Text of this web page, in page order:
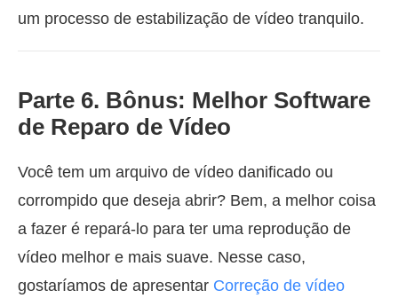
um processo de estabilização de vídeo tranquilo.
Parte 6. Bônus: Melhor Software
de Reparo de Vídeo
Você tem um arquivo de vídeo danificado ou
corrompido que deseja abrir? Bem, a melhor coisa
a fazer é repará-lo para ter uma reprodução de
vídeo melhor e mais suave. Nesse caso,
gostaríamos de apresentar Correção de vídeo